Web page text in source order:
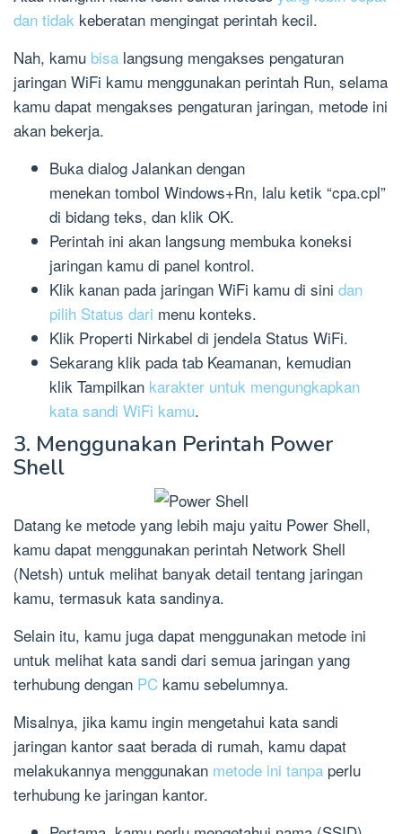
dan tidak keberatan mengingat perintah kecil.
Nah, kamu bisa langsung mengakses pengaturan
jaringan WiFi kamu menggunakan perintah Run, selama
kamu dapat mengakses pengaturan jaringan, metode ini
akan bekerja.
Buka dialog Jalankan dengan
menekan tombol Windows+Rn, lalu ketik “cpa.cpl”
di bidang teks, dan klik OK.
Perintah ini akan langsung membuka koneksi
jaringan kamu di panel kontrol.
Klik kanan pada jaringan WiFi kamu di sini dan
pilih Status dari menu konteks.
Klik Properti Nirkabel di jendela Status WiFi.
Sekarang klik pada tab Keamanan, kemudian
klik Tampilkan karakter untuk mengungkapkan
kata sandi WiFi kamu.
3. Menggunakan Perintah Power
Shell
Datang ke metode yang lebih maju yaitu Power Shell,
kamu dapat menggunakan perintah Network Shell
(Netsh) untuk melihat banyak detail tentang jaringan
kamu, termasuk kata sandinya.
Selain itu, kamu juga dapat menggunakan metode ini
untuk melihat kata sandi dari semua jaringan yang
terhubung dengan PC kamu sebelumnya.
Misalnya, jika kamu ingin mengetahui kata sandi
jaringan kantor saat berada di rumah, kamu dapat
melakukannya menggunakan metode ini tanpa perlu
terhubung ke jaringan kantor.